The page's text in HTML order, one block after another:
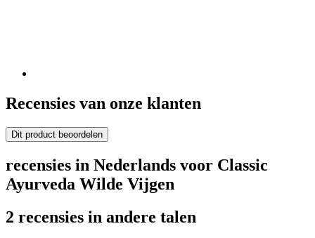
Recensies van onze klanten
Dit product beoordelen
recensies in Nederlands voor Classic
Ayurveda Wilde Vijgen
2 recensies in andere talen